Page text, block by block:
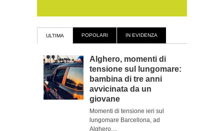
ULTIMA POPOLARI IN EVIDENZA
Alghero, momenti di
tensione sul lungomare:
bambina di tre anni
avvicinata da un
giovane
Momenti di tensione ieri sul
lungomare Barcellona, ad
Alghero,...